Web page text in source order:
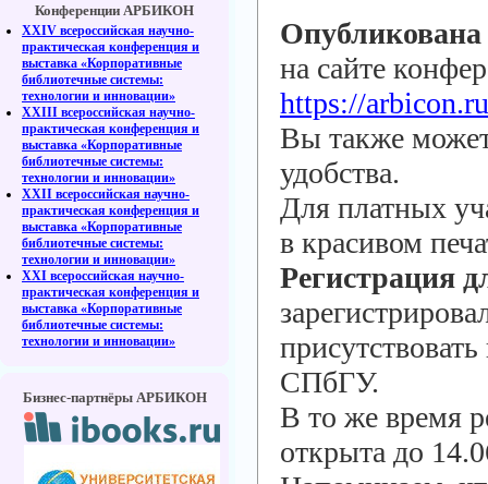
Конференции АРБИКОН
XXIV всероссийская научно-
практическая конференция и
выставка «Корпоративные
библиотечные системы:
технологии и инновации»
XXIII всероссийская научно-
практическая конференция и
выставка «Корпоративные
библиотечные системы:
технологии и инновации»
XXII всероссийская научно-
практическая конференция и
выставка «Корпоративные
библиотечные системы:
технологии и инновации»
XXI всероссийская научно-
практическая конференция и
выставка «Корпоративные
библиотечные системы:
технологии и инновации»
Бизнес-партнёры АРБИКОН
на сайте
https://
Вы также
удобства.
Для платных
в красивом
Регистрация
СПбГУ.
В то же время
открыта до